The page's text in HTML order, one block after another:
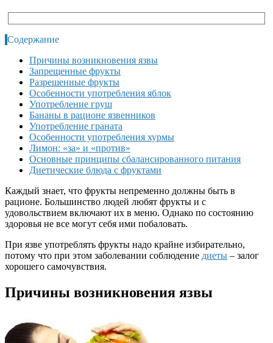
Содержание
Причины возникновения язвы
Запрещенные фрукты
Разрешенные фрукты
Особенности употребления яблок
Употребление груш
Бананы в рационе язвенников
Употребление граната
Особенности употребления хурмы
Лимон: «за» и «против»
Основные принципы сбалансированного питания
Диетические блюда с фруктами
Каждый знает, что фрукты непременно должны быть в
рационе. Большинство людей любят фрукты и с
удовольствием включают их в меню. Однако по состоянию
здоровья не все могут себя ими побаловать.
При язве употреблять фрукты надо крайне избирательно,
потому что при этом заболевании соблюдение диеты – залог
хорошего самочувствия.
Причины возникновения язвы